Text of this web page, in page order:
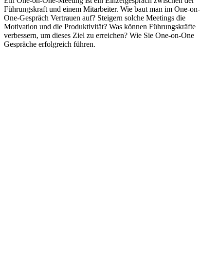
Führungskraft und einem Mitarbeiter. Wie baut man im One-on-
One-Gespräch Vertrauen auf? Steigern solche Meetings die
Motivation und die Produktivität? Was können Führungskräfte
verbessern, um dieses Ziel zu erreichen? Wie Sie One-on-One
Gespräche erfolgreich führen.